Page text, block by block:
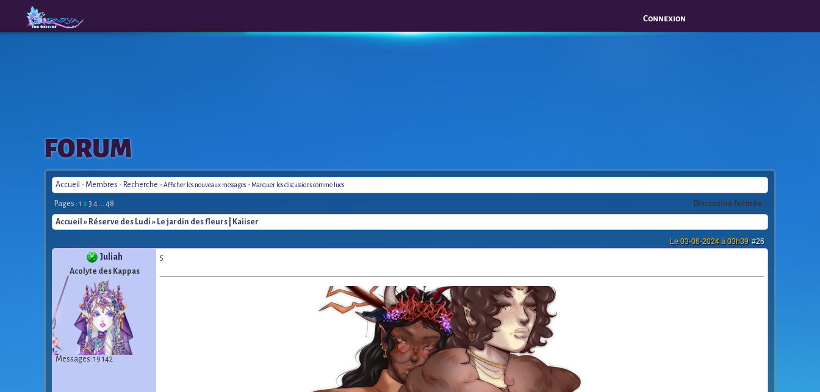
The
Origins
Connexion
FORUM
Accueil - Membres - Recherche - Afficher les nouveaux messages - Marquer les discussions comme lues
Discussion fermée
Pages : 1 23 4 ... 48
Accueil » Réserve des Ludi » Le jardin des fleurs | Kaiiser
#26
Le 03-08-2024 à 03h39
Juliah
Acolyte des Kappas
Messages: 19 142
5